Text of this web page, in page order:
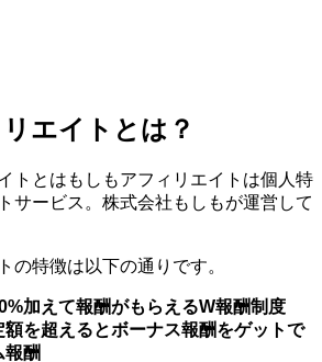
エイトとは？
もしもアフィリエイトは個人特
サービス。株式会社もしもが運営して
の特徴は以下の通りです。
加えて報酬がもらえるW報酬制度
を超えるとボーナス報酬をゲットで
報酬